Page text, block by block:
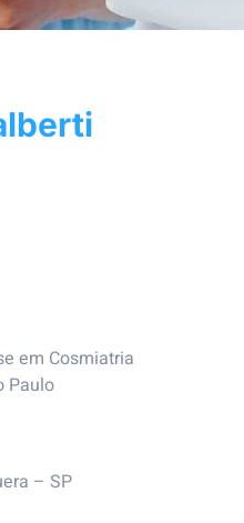
em Cosmiatria
Paulo
– SP